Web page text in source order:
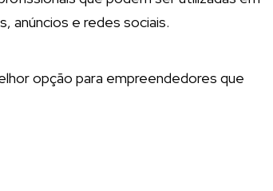
anúncios e redes sociais.
opção para empreendedores que